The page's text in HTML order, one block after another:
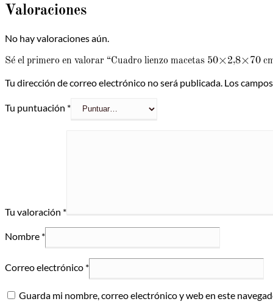
cantidad
Valoraciones
No hay valoraciones aún.
Sé el primero en valorar “Cuadro lienzo macetas 50×2,8×70
Tu dirección de correo electrónico no será publicada. Los
Tu puntuación *
Tu valoración *
Nombre *
Correo electrónico *
Guarda mi nombre, correo electrónico y web en este